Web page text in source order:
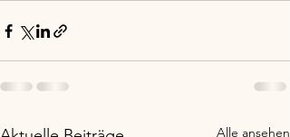
Alle ansehen